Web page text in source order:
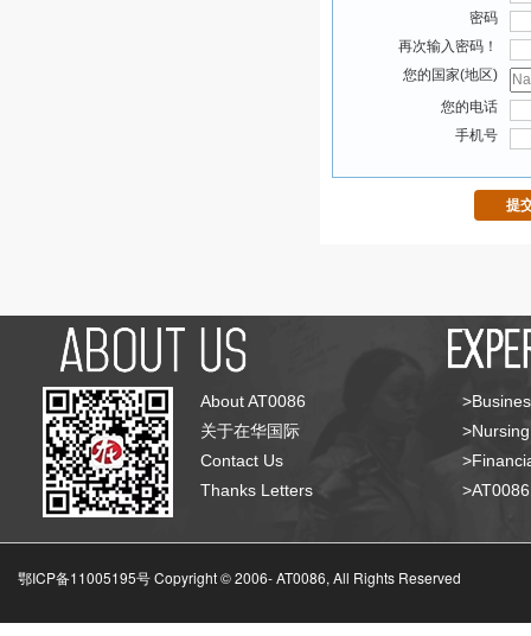
密码
再次输入密码！
您的国家(地区)
您的电话
手机号
About AT0086
关于在华国际
Contact Us
Thanks Letters
鄂ICP备11005195号 Copyright © 2006-AT0086, All Rights Reserved